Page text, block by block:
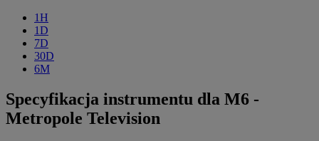
1H
1D
7D
30D
6M
Specyfikacja instrumentu dla M6 -
Metropole Television